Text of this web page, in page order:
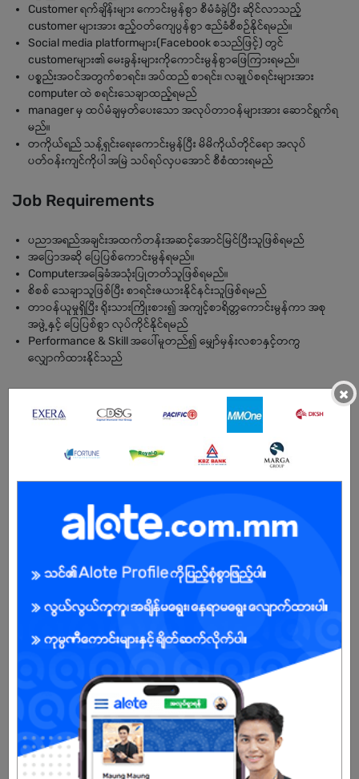
Customer ရက်ချိန်းများ ကောင်းမွန်စွာ စီမံခံခွဲပြီး ဆိုင်လာသည့်
customer များအား ဧည့်ဝတ်ကျေပွန်စွာ ဧည်ခံစီစဉ်နိုင်ရမည်။
Social media platformများ(Facebook စသည်ဖြင့်) တွင်
customerများ၏ မေးခွန်းများကိုကောင်းမွန်စွာဖြေကြားရမည်။
ပစ္စည်းအဝင်အတွက်စာရင်း၊ အပ်ထည် စာရင်း၊ လချုပ်စရင်းများအား
computer ထဲ စရင်းသေချာထည့်ရမည်
manager မှ ထပ်မံချမှတ်ပေးသော အလုပ်တာဝန်များအား ဆောင်ရွက်ရ
မည်။
တကိုယ်ရည် သန့်ရှင်းရေးကောင်းမွန်ပြီး မိမိကိုယ်တိုင်ရော အလုပ်
ပတ်ဝန်းကျင်ကိုပါ အမြဲ သပ်ရပ်လှပအောင် စီစံထားရမည်
Job Requirements
ပညာအရည်အချင်းအထက်တန်းအဆင့်အောင်မြင်ပြီးသူဖြစ်ရမည်
အပြောအဆို ပြေပြစ်ကောင်းမွန်ရမည်။
Computerအခြေခံအသုံးပြုတတ်သူဖြစ်ရမည်။
စိစစ် သေချာသူဖြစ်ပြီး စာရင်းဇယားနိုင်နင်းသူဖြစ်ရမည်
တာဝန်ယူမှုရှိပြီး ရိုးသားကြိုးစား၍ အကျင့်စာရိတ္တကောင်းမွန်ကာ အစု
အဖွဲ့နှင့် ပြေပြစ်စွာ လုပ်ကိုင်နိုင်ရမည်
Performance & Skill အပေါ်မူတည်၍ မျှော်မှန်းလစာနှင့်တကွ
လျှောက်ထားနိုင်သည်
BENEFITS
💰 Salary : အခြေခံလစာ+ ရက်မှန်ကြေး + ထောက်ပံ့ကြေး + အချိန်ပိုကြေး +
🕘 Working Hours : 8:30 AM – 5:00 PM
Open To : Male/Female
×